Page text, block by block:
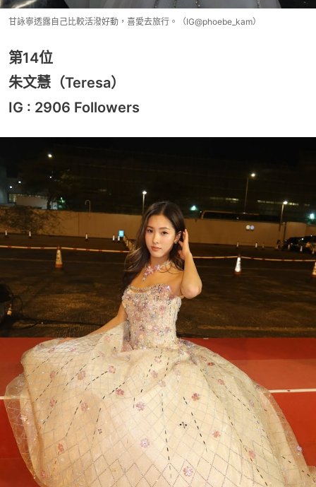
甘詠寧透露自己比較活潑好動，喜愛去旅行。（IG@phoebe_kam）
第14位
朱文慧（Teresa）
IG : 2906 Followers